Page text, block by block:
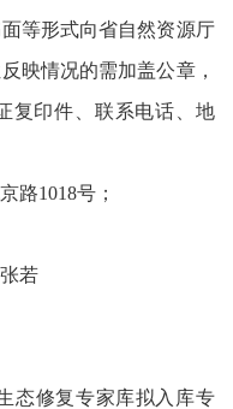
等形式向省自然资源厅
映情况的需加盖公章，
复印件、联系电话、地
路1018号；
若
态修复专家库拟入库专